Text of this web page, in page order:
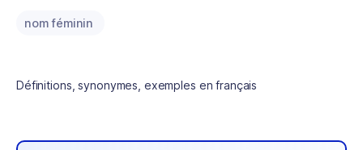
nom féminin
Définitions, synonymes, exemples en français